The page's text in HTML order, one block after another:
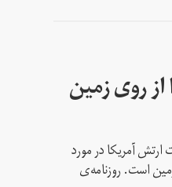
روی زمین
آمریکا در مورد
است. روزنامه‌ی